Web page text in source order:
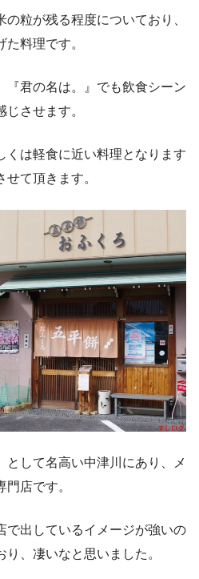
粒が残る程度についており、
料理です。
『君の名は。』でも飲食シーン
させます。
くは軽食に近い料理となります
て頂きます。
として名高い中津川にあり、メ
店です。
で出しているイメージが強いの
、凄いなと思いました。